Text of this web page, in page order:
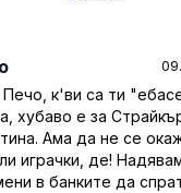
к'ви са ти
хубаво е за
Ама да не се
играчки, де!
в банките да